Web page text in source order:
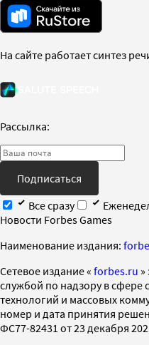
На сайте работает синтез
Рассылка:
Подписаться
Все сразу
Новости Forbes Games
Наименование издания:
Cетевое издание « forbes.ru
службой по надзору в
технологий и массовых
номер и дата принятия
ФС77-82431 от 23 декабря